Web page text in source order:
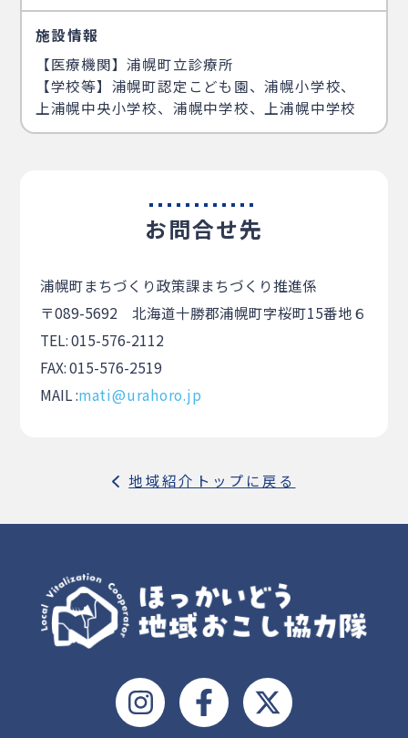
施設情報
【医療機関】浦幌町立診療所
【学校等】浦幌町認定こども園、浦幌小学校、
上浦幌中央小学校、浦幌中学校、上浦幌中学校
お問合せ先
浦幌町まちづくり政策課まちづくり推進係
〒089-5692 北海道十勝郡浦幌町字桜町15番地６
TEL: 015-576-2112
FAX: 015-576-2519
MAIL :mati@urahoro.jp
地域紹介トップに戻る